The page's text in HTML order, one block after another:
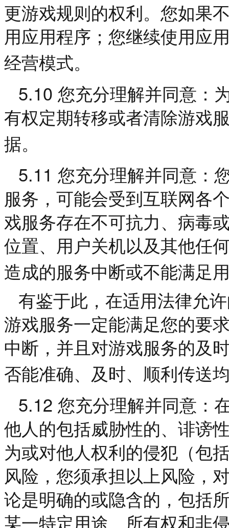
更游戏规则的权利。您如果
用应用程序；您继续使用应
经营模式。
5.10 您充分理解并同意：
有权定期转移或者清除游戏
据。
5.11 您充分理解并同意：
服务，可能会受到互联网各
戏服务存在不可抗力、病毒
位置、用户关机以及其他任
造成的服务中断或不能满足
有鉴于此，在适用法律允
游戏服务一定能满足您的要
中断，并且对游戏服务的及
否能准确、及时、顺利传送
5.12 您充分理解并同意：
他人的包括威胁性的、诽谤
为或对他人权利的侵犯（包
风险，您须承担以上风险，
论是明确的或隐含的，包括
某一特定用途、所有权和非